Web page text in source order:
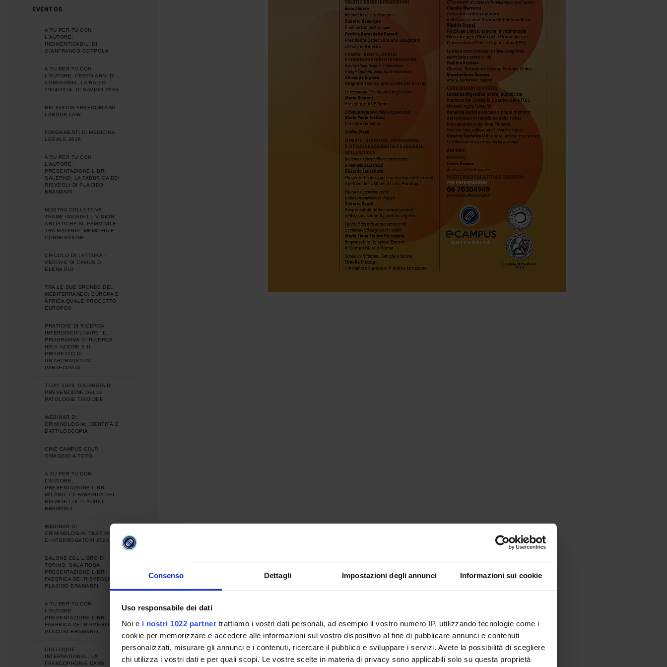
Consenso Dettagli Impostazioni degli annunci Informazioni sui cookie
Uso responsabile dei dati
Noi e i nostri 1022 partner trattiamo i vostri dati personali, ad esempio il vostro numero IP, utilizzando tecnologie come i
cookie per memorizzare e accedere alle informazioni sul vostro dispositivo al fine di pubblicare annunci e contenuti
personalizzati, misurare gli annunci e i contenuti, ricercare il pubblico e sviluppare i servizi. Avete la possibilità di scegliere
chi utilizza i vostri dati e per quali scopi. Le vostre scelte in materia di privacy sono applicabili solo su questa proprietà
EVENTOS
A TU PER TU CON
L'AUTORE:
INDIMENTICABILI DI
GIANFRANCO COPPOLA
A TU PER TU CON
L'AUTORE: CENTO ANNI DI
COMPAGNIA, LA RADIO
1924/2024, DI SAVINO ZABA
RELIGIOUS FREEDOM AND
LABOUR LAW
FONDAMENTI DI MEDICINA
LEGALE 2026
A TU PER TU CON
L'AUTORE,
PRESENTAZIONE LIBRI,
SALERNO: LA FABBRICA DEI
RISVEGLI DI PLACIDO
BRAMANTI
MOSTRA COLLETTIVA
TRAME INVISIBILI: VISIONI
ARTISTICHE AL FEMMINILE
TRA MATERIA, MEMORIA E
CONNESSIONE
CIRCOLO DI LETTURA -
VEDOVE DI CAMUS DI
ELENA RUI
TRA LE DUE SPONDE DEL
MEDITERRANEO: EUROPA E
AFRICA QUALE PROGETTO
EUROPEO
PRATICHE DI RICERCA
INTERDISCIPLINARE: IL
PROGRAMMA DI RICERCA
IDEA-AZIONE E IL
PROGETTO DI
UN'ARCHIVISTICA
PARTECIPATA
T-DAY 2026: GIORNATA DI
PREVENZIONE DELLE
PATOLOGIE TIROIDEE
WEBINAR DI
CRIMINOLOGIA: IDENTITÀ E
DATTILOSCOPIA
CINE CAMPUS CULT:
OMAGGIO A TOTÒ
A TU PER TU CON
L'AUTORE,
PRESENTAZIONE LIBRI,
MILANO: LA FABBRICA DEI
RISVEGLI DI PLACIDO
BRAMANTI
WEBINAR DI
CRIMINOLOGIA: TESTIMONI
E INTERROGATORI 2026
SALONE DEL LIBRO DI
TORINO, SALA ROSA,
PRESENTAZIONE LIBRI: LA
FABBRICA DEI RISVEGLI DI
PLACIDO BRAMANTI
A TU PER TU CON
L'AUTORE,
PRESENTAZIONE LIBRI: LA
FABBRICA DEI RISVEGLI DI
PLACIDO BRAMANTI
COLLOQUE
INTERNATIONAL, LA
FRANCOPHONIE DANS